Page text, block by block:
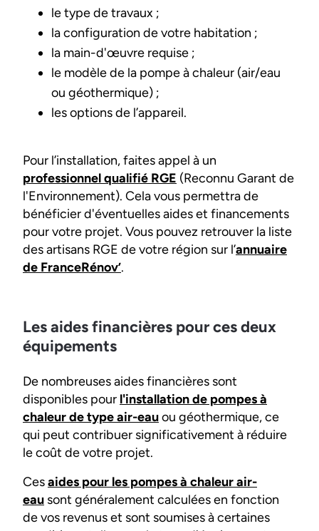
le type de travaux ;
la configuration de votre habitation ;
la main-d'œuvre requise ;
le modèle de la pompe à chaleur (air/eau
ou géothermique) ;
les options de l’appareil.
Pour l’installation, faites appel à un
professionnel qualifié RGE (Reconnu Garant de
l'Environnement). Cela vous permettra de
bénéficier d'éventuelles aides et financements
pour votre projet. Vous pouvez retrouver la liste
des artisans RGE de votre région sur l’annuaire
de FranceRénov’.
Les aides financières pour ces deux
équipements
De nombreuses aides financières sont
disponibles pour l'installation de pompes à
chaleur de type air-eauou géothermique, ce
qui peut contribuer significativement à réduire
le coût de votre projet.
Cesaides pour les pompes à chaleur air-
eau sont généralement calculées en fonction
de vos revenus et sont soumises à certaines